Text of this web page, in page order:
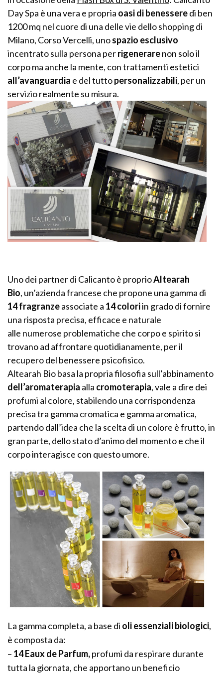
Day Spa è una vera e propria oasi di benesseredi ben
1200 mq nel cuore di una delle vie dello shopping di
Milano, Corso Vercelli, unospazio esclusivo
incentrato sulla persona perrigenerarenon solo il
corpo ma anche la mente, con trattamenti estetici
all’avanguardia e del tuttopersonalizzabili, per un
servizio realmente su misura.
Uno dei partner di Calicanto è proprioAltearah
Bio, un’azienda francese che propone una gamma di
14 fragranzeassociate a 14 coloriin grado di fornire
una risposta precisa, efficace e naturale
alle numerose problematiche che corpo e spirito si
trovano ad affrontare quotidianamente, per il
recupero del benessere psicofisico.
Altearah Bio basa la propria filosofia sull’abbinamento
dell’aromaterapia alla cromoterapia, vale a dire dei
profumi al colore, stabilendo una corrispondenza
precisa tra gamma cromatica e gamma aromatica,
partendo dall’idea che la scelta di un colore è frutto, in
gran parte, dello stato d’animo del momento e che il
corpo interagisce con questo umore.
La gamma completa, a base di oli essenziali biologici,
è composta da:
– 14 Eaux de Parfum,profumi da respirare durante
tutta la giornata, che apportano un beneficio